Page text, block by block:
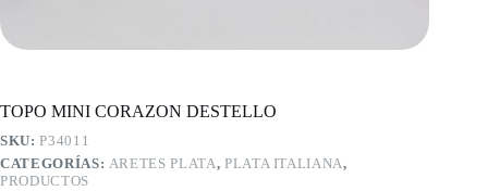
TOPO MINI CORAZON DESTELLO
SKU:P34011
CATEGORÍAS: ARETES PLATA, PLATA ITALIANA,
PRODUCTOS